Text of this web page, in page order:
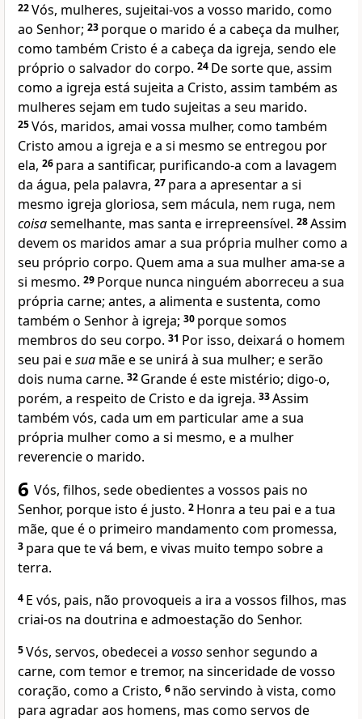
22Vós, mulheres, sujeitai-vos a vosso marido, como
ao Senhor; 23 porque o marido é a cabeça da mulher,
como também Cristo é a cabeça da igreja, sendo ele
próprio o salvador do corpo. 24 De sorte que, assim
como a igreja está sujeita a Cristo, assim também as
mulheres sejam em tudo sujeitas a seu marido.
25Vós, maridos, amai vossa mulher, como também
Cristo amou a igreja e a si mesmo se entregou por
ela, 26 para a santificar, purificando-a com a lavagem
da água, pela palavra, 27 para a apresentar a si
mesmo igreja gloriosa, sem mácula, nem ruga, nem
coisasemelhante, mas santa e irrepreensível. 28Assim
devem os maridos amar a sua própria mulher como a
seu próprio corpo. Quem ama a sua mulher ama-se a
si mesmo. 29 Porque nunca ninguém aborreceu a sua
própria carne; antes, a alimenta e sustenta, como
também o Senhor à igreja; 30 porque somos
membros do seu corpo. 31 Por isso, deixará o homem
seu pai esua mãe e se unirá à sua mulher; e serão
dois numa carne. 32 Grande é este mistério; digo-o,
porém, a respeito de Cristo e da igreja. 33Assim
também vós, cada um em particular ame a sua
própria mulher como a si mesmo, e a mulher
reverencie o marido.
6 Vós, filhos, sede obedientes a vossos pais no
Senhor, porque isto é justo. 2 Honra a teu pai e a tua
mãe, que é o primeiro mandamento com promessa,
3 para que te vá bem, e vivas muito tempo sobre a
terra.
4 E vós, pais, não provoqueis a ira a vossos filhos, mas
criai-os na doutrina e admoestação do Senhor.
5Vós, servos, obedecei a vossosenhor segundo a
carne, com temor e tremor, na sinceridade de vosso
coração, como a Cristo, 6 não servindo à vista, como
para agradar aos homens, mas como servos de